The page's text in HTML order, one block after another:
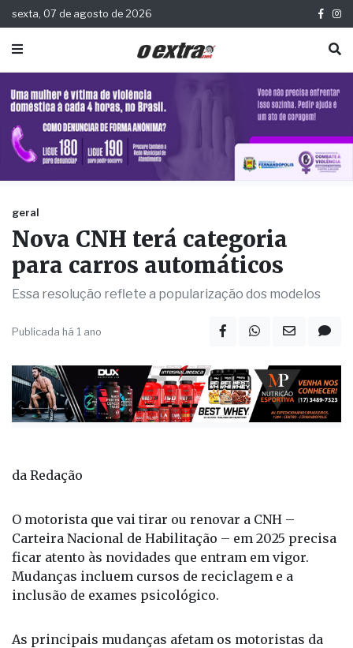
sexta, 07 de agosto de 2026
geral
Nova CNH terá categoria
para carros automáticos
Essa resolução reflete a popularização dos modelos
Publicada há 1 ano
da Redação
O motorista que vai tirar ou renovar a CNH –
Carteira Nacional de Habilitação – em 2025 precisa
ficar atento às novidades que entram em vigor.
Mudanças incluem cursos de reciclagem e a
inclusão de exames psicológico.
As principais mudanças afetam os motoristas da